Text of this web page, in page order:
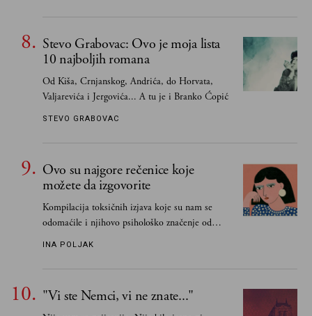
Stevo Grabovac: Ovo je moja lista
10 najboljih romana
Od Kiša, Crnjanskog, Andrića, do Horvata,
Valjarevića i Jergovića... A tu je i Branko Ćopić
STEVO GRABOVAC
Ovo su najgore rečenice koje
možete da izgovorite
Kompilacija toksičnih izjava koje su nam se
odomaćile i njihovo psihološko značenje od
INA POLJAK
"Vi ste Nemci, vi ne znate..."